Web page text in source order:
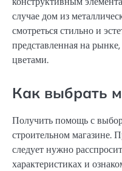
случае дом из
смотреться стильно и
представленная на
цветами.
Как выбрать
Получить помощь с
строительном магазине.
следует нужно
характеристиках и